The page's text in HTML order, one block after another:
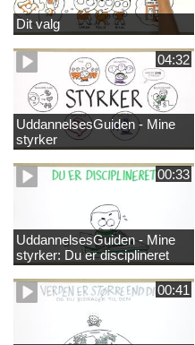
Dit valg
04:32
UddannelsesGuiden - Mine
styrker
00:33
UddannelsesGuiden - Mine
styrker: Du er disciplineret
00:41